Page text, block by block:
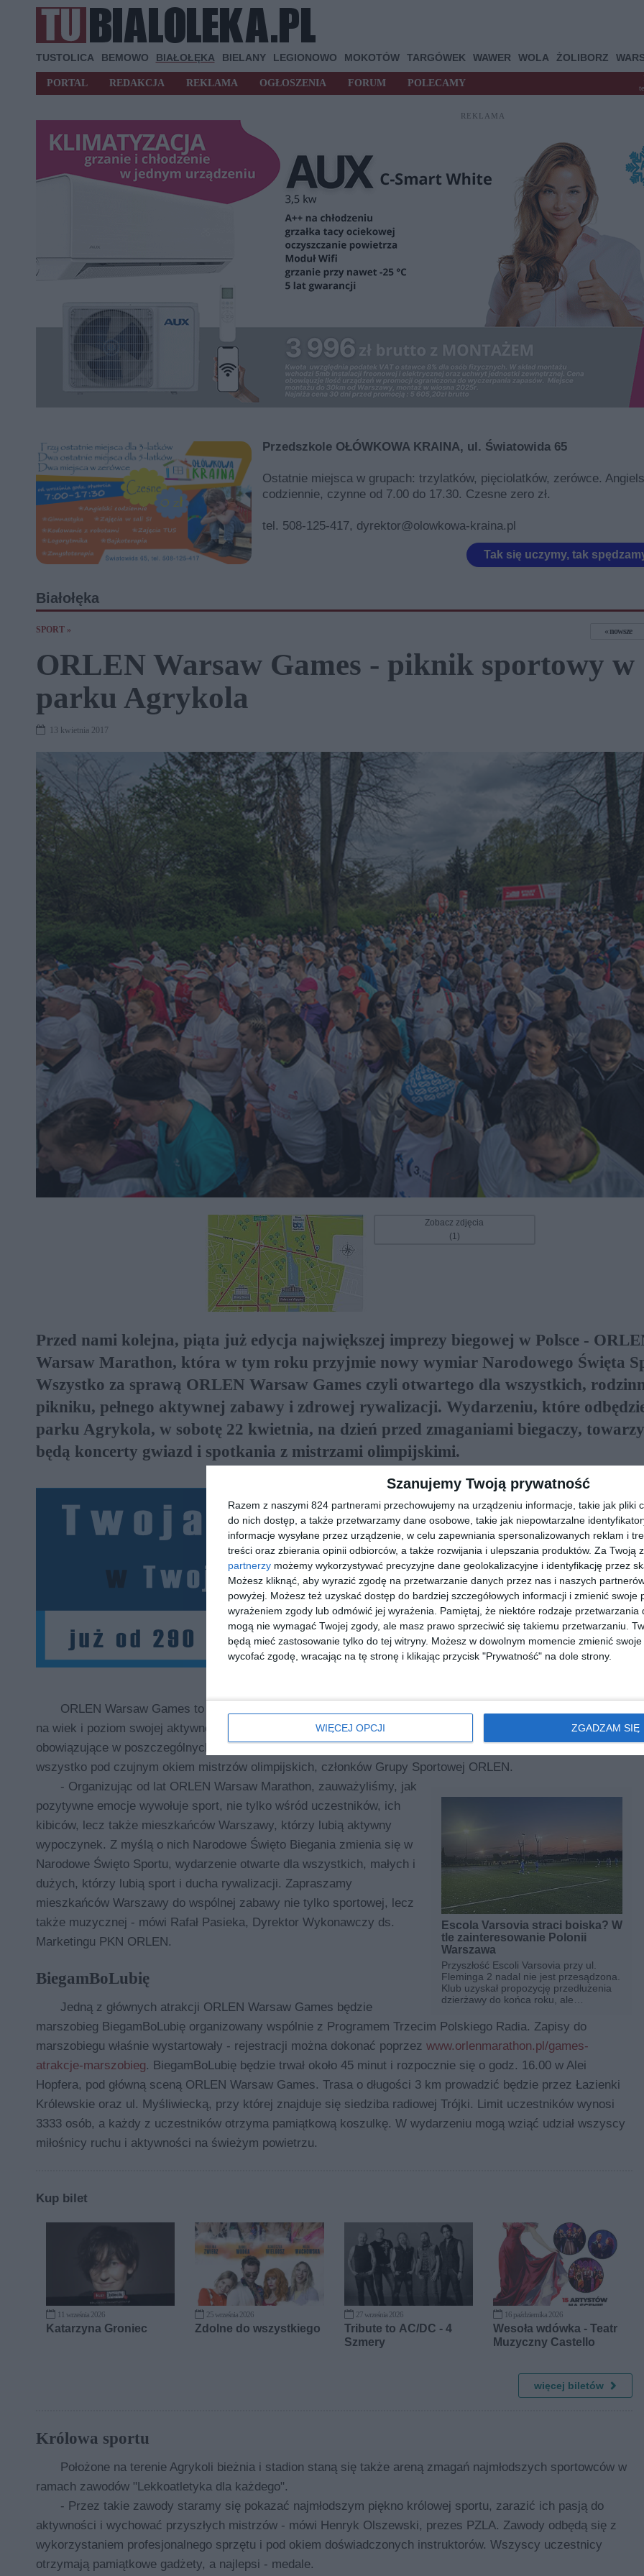
Szanujemy Twoją prywatność
Razem z naszymi 824 partnerami przechowujemy na urządzeniu informacje, takie jak pliki
do nich dostęp, a także przetwarzamy dane osobowe, takie jak niepowtarzalne
informacje wysyłane przez urządzenie, w celu zapewniania spersonalizowanych reklam i
treści oraz zbierania opinii odbiorców, a także rozwijania i ulepszania produktów. Za Twoją
partnerzy możemy wykorzystywać precyzyjne dane geolokalizacyjne i identyfikację przez
Możesz kliknąć, aby wyrazić zgodę na przetwarzanie danych przez nas i naszych
powyżej. Możesz też uzyskać dostęp do bardziej szczegółowych informacji i zmienić swoje
wyrażeniem zgody lub odmówić jej wyrażenia.
Pamiętaj, że niektóre rodzaje przetwarzania
mogą nie wymagać Twojej zgody, ale masz prawo sprzeciwić się takiemu przetwarzaniu.
będą mieć zastosowanie tylko do tej witryny. Możesz w dowolnym momencie zmienić
wycofać zgodę, wracając na tę stronę i klikając przycisk "Prywatność" na dole strony.
WIĘCEJ OPCJI ZGADZAM SIĘ
TUSTOLICA BEMOWO BIAŁOŁĘKA BIELANY LEGIONOWO MOKOTÓW TARGÓWEK WAWER WOLA ŻOLIBORZ
PORTAL REDAKCJA REKLAMA OGŁOSZENIA FORUM POLECAMY
REKLAMA
Przedszkole OŁÓWKOWA KRAINA, ul. Światowida 65
Ostatnie miejsca w grupach: trzylatków, pięciolatków, zerówce.
codziennie, czynne od 7.00 do 17.30. Czesne zero zł.
tel. 508-125-417, dyrektor@olowkowa-kraina.pl
Tak się uczymy, tak
Białołęka
SPORT » nowsze
ORLEN Warsaw Games - piknik sportowy w
parku Agrykola
13 kwietnia 2017
Zobacz zdjęcia
(1)
Przed nami kolejna, piąta już edycja największej imprezy biegowej w Polsce -
Warsaw Marathon, która w tym roku przyjmie nowy wymiar Narodowego Święta
Wszystko za sprawą ORLEN Warsaw Games czyli otwartego dla wszystkich,
pikniku, pełnego aktywnej zabawy i zdrowej rywalizacji. Wydarzeniu, które
parku Agrykola, w sobotę 22 kwietnia, na dzień przed zmaganiami biegaczy,
będą koncerty gwiazd i spotkania z mistrzami olimpijskimi.
REKLAMA
ORLEN Warsaw Games to wydarzenie sportowe, w którym uczestniczyć będzie mógł każdy, bez względu
na wiek i poziom swojej aktywności sportowej. Atrakcje pozwolą przybliżyć warszawiakom zasady
obowiązujące w poszczególnych konkurencjach i sprawdzić swoje predyspozycje do ich uprawiania. To
wszystko pod czujnym okiem mistrzów olimpijskich, członków Grupy Sportowej ORLEN.
Escola Varsovia straci boiska? W
tle zainteresowanie Polonii
Warszawa
Przyszłość Escoli Varsovia przy ul.
Fleminga 2 nadal nie jest przesądzona.
Klub uzyskał propozycję przedłużenia
dzierżawy do końca roku, ale
zainteresowaniu tym terenem ze strony
Polonii Warszawa.
- Organizując od lat ORLEN Warsaw Marathon, zauważyliśmy, jak
pozytywne emocje wywołuje sport, nie tylko wśród uczestników, ich
kibiców, lecz także mieszkańców Warszawy, którzy lubią aktywny
wypoczynek. Z myślą o nich Narodowe Święto Biegania zmienia się w
Narodowe Święto Sportu, wydarzenie otwarte dla wszystkich, małych i
dużych, którzy lubią sport i ducha rywalizacji. Zapraszamy
mieszkańców Warszawy do wspólnej zabawy nie tylko sportowej, lecz
także muzycznej - mówi Rafał Pasieka, Dyrektor Wykonawczy ds.
Marketingu PKN ORLEN.
BiegamBoLubię
Jedną z głównych atrakcji ORLEN Warsaw Games będzie
marszobieg BiegamBoLubię organizowany wspólnie z Programem Trzecim Polskiego Radia. Zapisy do
marszobiegu właśnie wystartowały - rejestracji można dokonać poprzez www.orlenmarathon.pl/games-
atrakcje-marszobieg. BiegamBoLubię będzie trwał około 45 minut i rozpocznie się o godz. 16.00 w Alei
Hopfera, pod główną sceną ORLEN Warsaw Games. Trasa o długości 3 km prowadzić będzie przez Łazienki
Królewskie oraz ul. Myśliwiecką, przy której znajduje się siedziba radiowej Trójki. Limit uczestników wynosi
3333 osób, a każdy z uczestników otrzyma pamiątkową koszulkę. W wydarzeniu mogą wziąć udział wszyscy
miłośnicy ruchu i aktywności na świeżym powietrzu.
Kup bilet
11 września 2026
Katarzyna Groniec
25 września 2026
Zdolne do wszystkiego
27 września 2026
Tribute to AC/DC - 4
Szmery
16 października 2026
Wesoła wdówka - Teatr
Muzyczny Castello
więcej biletów
Królowa sportu
Położone na terenie Agrykoli bieżnia i stadion staną się także areną zmagań najmłodszych sportowców w
ramach zawodów "Lekkoatletyka dla każdego".
- Przez takie zawody staramy się pokazać najmłodszym piękno królowej sportu, zarazić ich pasją do
aktywności i wychować przyszłych mistrzów - mówi Henryk Olszewski, prezes PZLA. Zawody odbędą się z
wykorzystaniem profesjonalnego sprzętu i pod okiem doświadczonych instruktorów. Wszyscy uczestnicy
otrzymają pamiątkowe gadżety, a najlepsi - medale.